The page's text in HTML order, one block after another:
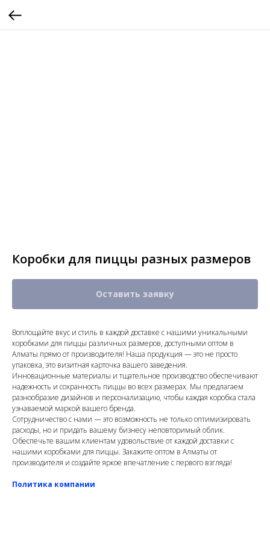
Коробки для пиццы разных размеров
Оставить заявку
Воплощайте вкус и стиль в каждой доставке с нашими уникальными
коробками для пиццы различных размеров, доступными оптом в
Алматы прямо от производителя! Наша продукция — это не просто
упаковка, это визитная карточка вашего заведения.
Инновационные материалы и тщательное производство обеспечивают
надежность и сохранность пиццы во всех размерах. Мы предлагаем
разнообразие дизайнов и персонализацию, чтобы каждая коробка стала
узнаваемой маркой вашего бренда.
Сотрудничество с нами — это возможность не только оптимизировать
расходы, но и придать вашему бизнесу неповторимый облик.
Обеспечьте вашим клиентам удовольствие от каждой доставки с
нашими коробками для пиццы. Закажите оптом в Алматы от
производителя и создайте яркое впечатление с первого взгляда!
Политика компании